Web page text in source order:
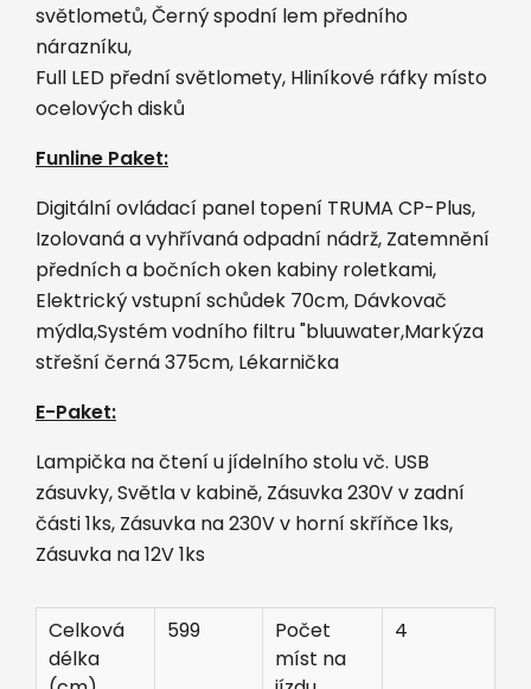
světlometů, Černý spodní lem předního
nárazníku,
Full LED přední světlomety, Hliníkové ráfky místo
ocelových disků
Funline Paket:
Digitální ovládací panel topení TRUMA CP-Plus,
Izolovaná a vyhřívaná odpadní nádrž, Zatemnění
předních a bočních oken kabiny roletkami,
Elektrický vstupní schůdek 70cm, Dávkovač
mýdla,Systém vodního filtru "bluuwater,Markýza
střešní černá 375cm, Lékarnička
E-Paket:
Lampička na čtení u jídelního stolu vč. USB
zásuvky, Světla v kabině, Zásuvka 230V v zadní
části 1ks, Zásuvka na 230V v horní skříňce 1ks,
Zásuvka na 12V 1ks
Celková
délka
599
Počet
míst na
4